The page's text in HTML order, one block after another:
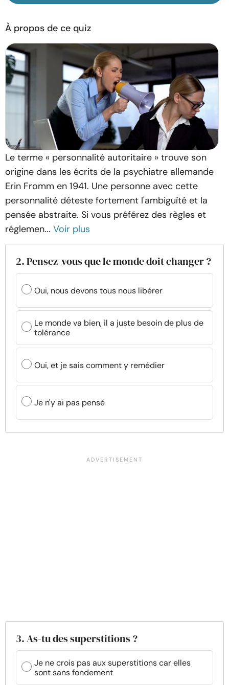
© Copyright 2026. Tous droits réservés.
À propos de ce quiz
Le terme « personnalité autoritaire » trouve son
origine dans les écrits de la psychiatre allemande
Erin Fromm en 1941. Une personne avec cette
personnalité déteste fortement l'ambiguïté et la
pensée abstraite. Si vous préférez des règles et
réglemen... Voir plus
2. Pensez-vous que le monde doit changer ?
Oui, nous devons tous nous libérer
Le monde va bien, il a juste besoin de plus de
tolérance
Oui, et je sais comment y remédier
Je n'y ai pas pensé
3. As-tu des superstitions ?
Je ne crois pas aux superstitions car elles
sont sans fondement